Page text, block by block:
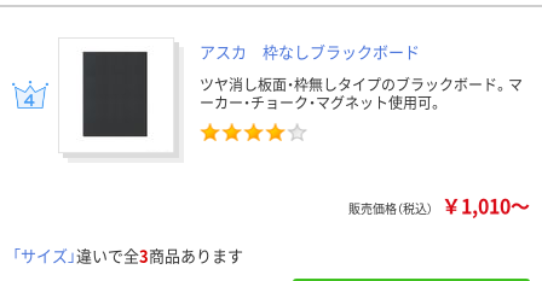
アスカ 枠なしブラックボード
ツヤ消し板面・枠無しタイプのブラックボード。マ
ーカー・チョーク・マグネット使用可。
販売価格（税込） ￥1,010～
「サイズ」違いで全3商品あります